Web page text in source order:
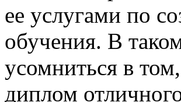
ее услугами по
обучения. В
усомниться в
диплом